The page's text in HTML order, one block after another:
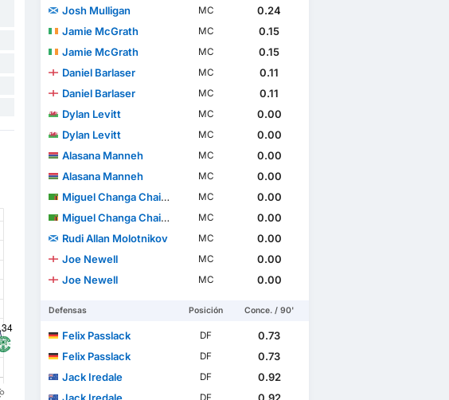
Josh Mulligan
MC
0.24
Jamie McGrath
MC
0.15
Jamie McGrath
MC
0.15
Daniel Barlaser
MC
0.11
Daniel Barlaser
MC
0.11
Dylan Levitt
MC
0.00
Dylan Levitt
MC
0.00
Alasana Manneh
MC
0.00
Alasana Manneh
MC
0.00
Miguel Changa Chaiwa
MC
0.00
Miguel Changa Chaiwa
MC
0.00
Rudi Allan Molotnikov
MC
0.00
Joe Newell
MC
0.00
Joe Newell
MC 0.00
Defensas Posición Conce. / 90'
Felix Passlack DF
0.73
Felix Passlack
DF
0.73
Jack Iredale
DF
0.92